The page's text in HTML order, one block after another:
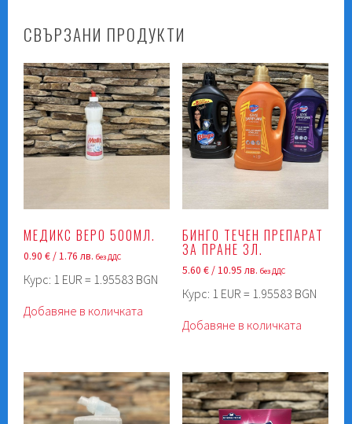
СВЪРЗАНИ ПРОДУКТИ
МЕДИКС ВЕРО 500МЛ.
0.90€/ 1.76 лв.без ДДС
Курс: 1 EUR = 1.95583 BGN
Добавяне в количката
БИНГО ТЕЧЕН ПРЕПАРАТ
ЗА ПРАНЕ 3Л.
5.60 €/ 10.95 лв. без ДДС
Курс: 1 EUR = 1.95583 BGN
Добавяне в количката